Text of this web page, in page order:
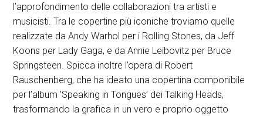
l’approfondimento delle collaborazioni tra artisti e
musicisti. Tra le copertine più iconiche troviamo quelle
realizzate da Andy Warhol per i Rolling Stones, da Jeff
Koons per Lady Gaga, e da Annie Leibovitz per Bruce
Springsteen. Spicca inoltre l’opera di Robert
Rauschenberg, che ha ideato una copertina componibile
per l’album ’Speaking in Tongues’ dei Talking Heads,
trasformando la grafica in un vero e proprio oggetto